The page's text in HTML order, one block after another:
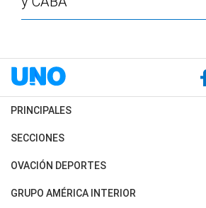
PRINCIPALES
Últimas Noticias
Política
SECCIONES
Horóscopo
Motores
OVACIÓN DEPORTES
Fútbol
GRUPO AMÉRICA INTERIOR